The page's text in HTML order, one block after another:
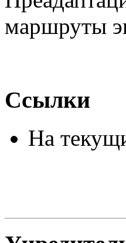
маршруты
Ссылки
На